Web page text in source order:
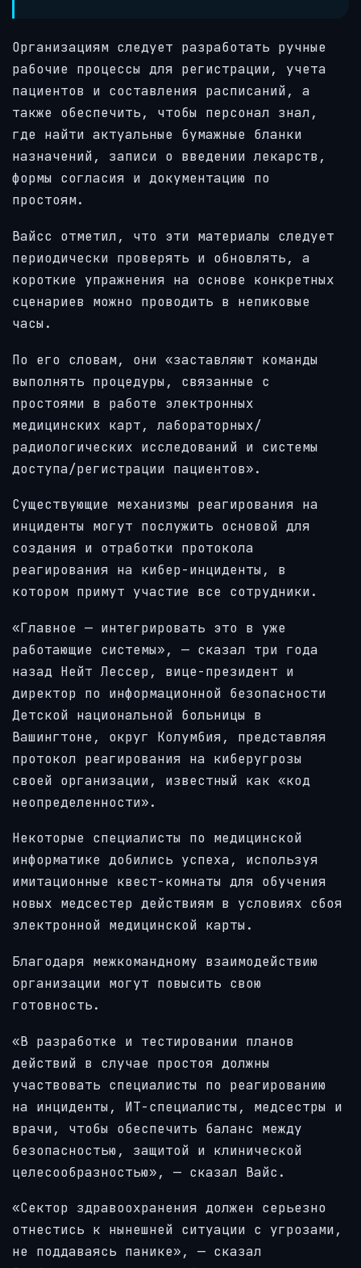
Организациям следует разработать ручные
рабочие процессы для регистрации, учета
пациентов и составления расписаний, а
также обеспечить, чтобы персонал знал,
где найти актуальные бумажные бланки
назначений, записи о введении лекарств,
формы согласия и документацию по
простоям.
Вайсс отметил, что эти материалы следует
периодически проверять и обновлять, а
короткие упражнения на основе конкретных
сценариев можно проводить в непиковые
часы.
По его словам, они «заставляют команды
выполнять процедуры, связанные с
простоями в работе электронных
медицинских карт, лабораторных/
радиологических исследований и системы
доступа/регистрации пациентов».
Существующие механизмы реагирования на
инциденты могут послужить основой для
создания и отработки протокола
реагирования на кибер-инциденты, в
котором примут участие все сотрудники.
«Главное — интегрировать это в уже
работающие системы», — сказал три года
назад Нейт Лессер, вице-президент и
директор по информационной безопасности
Детской национальной больницы в
Вашингтоне, округ Колумбия, представляя
протокол реагирования на киберугрозы
своей организации, известный как «код
неопределенности».
Некоторые специалисты по медицинской
информатике добились успеха, используя
имитационные квест-комнаты для обучения
новых медсестер действиям в условиях сбоя
электронной медицинской карты.
Благодаря межкомандному взаимодействию
организации могут повысить свою
готовность.
«В разработке и тестировании планов
действий в случае простоя должны
участвовать специалисты по реагированию
на инциденты, ИТ-специалисты, медсестры и
врачи, чтобы обеспечить баланс между
безопасностью, защитой и клинической
целесообразностью», — сказал Вайс.
«Сектор здравоохранения должен серьезно
отнестись к нынешней ситуации с угрозами,
не поддаваясь панике», — сказал